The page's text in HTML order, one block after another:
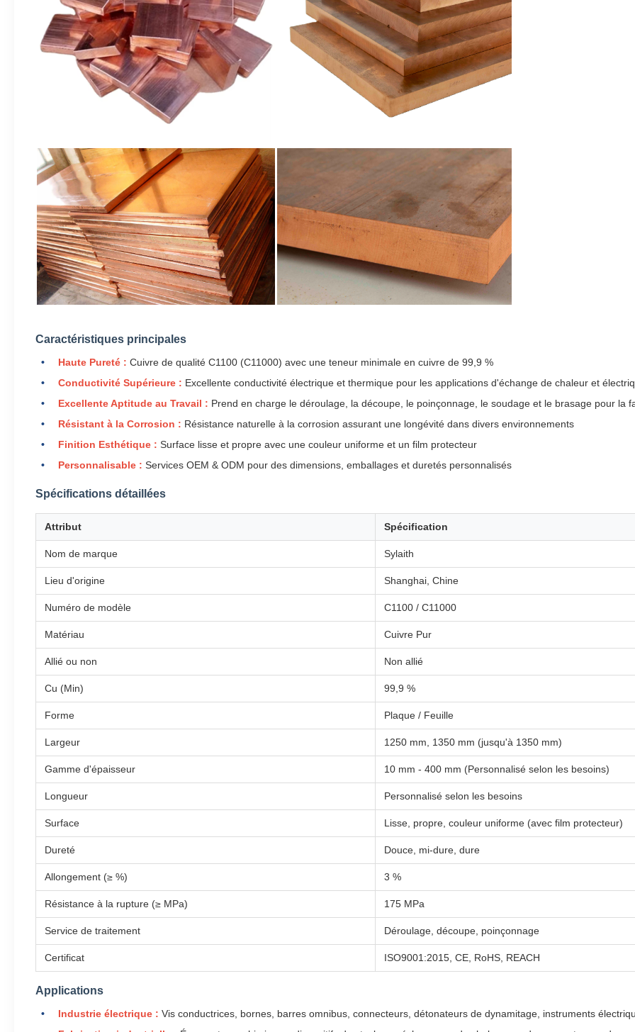
Caractéristiques principales
Haute Pureté : Cuivre de qualité C1100 (C11000) avec une teneur minimale en cuivre de 99,9 %
Conductivité Supérieure : Excellente conductivité électrique et thermique pour les applications d'échange de chaleur et
Excellente Aptitude au Travail : Prend en charge le déroulage, la découpe, le poinçonnage, le soudage et le brasage pour la
Résistant à la Corrosion : Résistance naturelle à la corrosion assurant une longévité dans divers environnements
Finition Esthétique : Surface lisse et propre avec une couleur uniforme et un film protecteur
Personnalisable : Services OEM & ODM pour des dimensions, emballages et duretés personnalisés
Spécifications détaillées
Attribut Spécification
Nom de marque Sylaith
Lieu d'origine Shanghai, Chine
Numéro de modèle C1100 / C11000
Matériau Cuivre Pur
Allié ou non Non allié
Cu (Min) 99,9 %
Forme Plaque / Feuille
Largeur 1250 mm, 1350 mm (jusqu'à 1350 mm)
Gamme d'épaisseur 10 mm - 400 mm (Personnalisé selon les besoins)
Longueur Personnalisé selon les besoins
Surface Lisse, propre, couleur uniforme (avec film protecteur)
Dureté Douce, mi-dure, dure
Allongement (≥ %) 3 %
Résistance à la rupture (≥ MPa) 175 MPa
Service de traitement Déroulage, découpe, poinçonnage
Certificat ISO9001:2015, CE, RoHS, REACH
Applications
Industrie électrique : Vis conductrices, bornes, barres omnibus, connecteurs, détonateurs de dynamitage, instruments